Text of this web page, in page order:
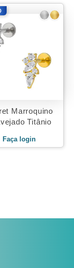
Marroquino
Titânio
Faça login